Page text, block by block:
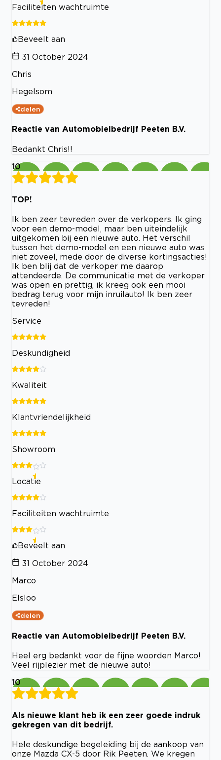
Faciliteiten wachtruimte
Beveelt aan
31 October 2024
Chris
Hegelsom
delen
Reactie van Automobielbedrijf Peeten B.V.
Bedankt Chris!!
10
TOP!
Ik ben zeer tevreden over de verkopers. Ik ging
voor een demo-model, maar ben uiteindelijk
uitgekomen bij een nieuwe auto. Het verschil
tussen het demo-model en een nieuwe auto was
niet zoveel, mede door de diverse kortingsacties!
Ik ben blij dat de verkoper me daarop
attendeerde. De communicatie met de verkoper
was open en prettig, ik kreeg ook een mooi
bedrag terug voor mijn inruilauto! Ik ben zeer
tevreden!
Service
Deskundigheid
Kwaliteit
Klantvriendelijkheid
Showroom
Locatie
Faciliteiten wachtruimte
Beveelt aan
31 October 2024
Marco
Elsloo
delen
Reactie van Automobielbedrijf Peeten B.V.
Heel erg bedankt voor de fijne woorden Marco!
Veel rijplezier met de nieuwe auto!
10
Als nieuwe klant heb ik een zeer goede indruk
gekregen van dit bedrijf.
Hele deskundige begeleiding bij de aankoop van
onze Mazda CX-5 door Rik Peeten. We kregen